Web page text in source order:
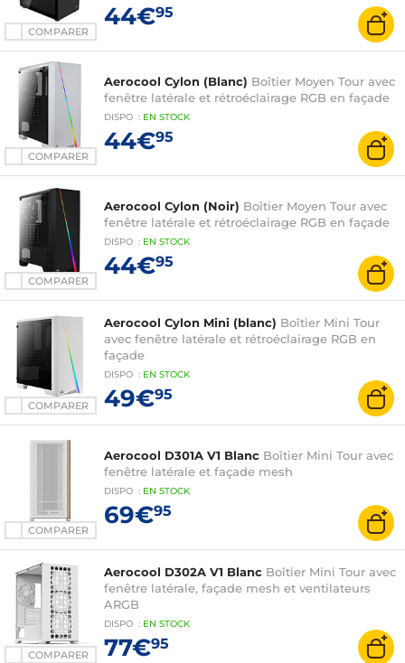
COMPARER
44€95
COMPARER
Aerocool Cylon (Blanc) Boîtier Moyen Tour avec
fenêtre latérale et rétroéclairage RGB en façade
DISPO : EN STOCK
44€95
COMPARER
Aerocool Cylon (Noir) Boîtier Moyen Tour avec
fenêtre latérale et rétroéclairage RGB en façade
DISPO : EN STOCK
44€95
COMPARER
Aerocool Cylon Mini (blanc) Boîtier Mini Tour
avec fenêtre latérale et rétroéclairage RGB en
façade
DISPO : EN STOCK
49€95
COMPARER
Aerocool D301A V1 Blanc Boîtier Mini Tour avec
fenêtre latérale et façade mesh
DISPO : EN STOCK
69€95
COMPARER
Aerocool D302A V1 Blanc Boîtier Mini Tour avec
fenêtre latérale, façade mesh et ventilateurs
ARGB
DISPO : EN STOCK
77€95